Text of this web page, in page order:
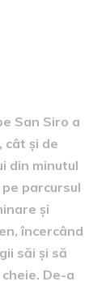
San Siro a
și de
din minutul
parcursul
și
încercând
săi și să
De-a